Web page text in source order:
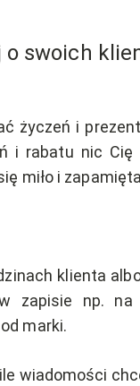
o swoich
życzeń i
i rabatu nic
miło i
klienta
zapisie np.
marki.
ile wiadomości